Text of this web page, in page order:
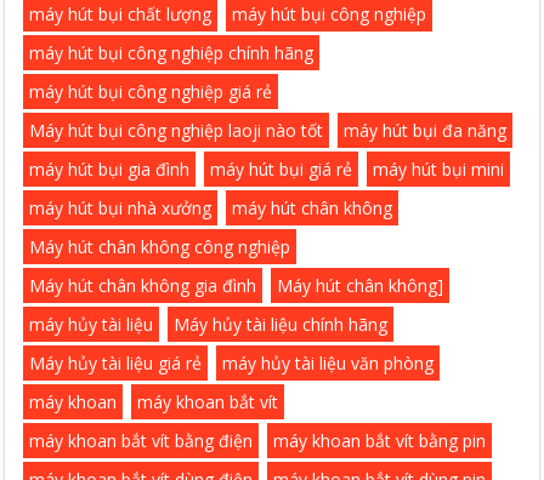
máy hút bụi chất lượng
máy hút bụi công nghiệp
máy hút bụi công nghiệp chính hãng
máy hút bụi công nghiệp giá rẻ
Máy hút bụi công nghiệp laoji nào tốt
máy hút bụi đa năng
máy hút bụi gia đình
máy hút bụi giá rẻ
máy hút bụi mini
máy hút bụi nhà xưởng
máy hút chân không
Máy hút chân không công nghiệp
Máy hút chân không gia đình
Máy hút chân không]
máy hủy tài liệu
Máy hủy tài liệu chính hãng
Máy hủy tài liệu giá rẻ
máy hủy tài liệu văn phòng
máy khoan
máy khoan bắt vít
máy khoan bắt vít bằng điện
máy khoan bắt vít bằng pin